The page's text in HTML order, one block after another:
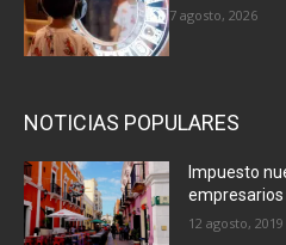
7 agosto, 2026
NOTICIAS POPULARES
Impuesto
empresarios
12 agosto, 2019